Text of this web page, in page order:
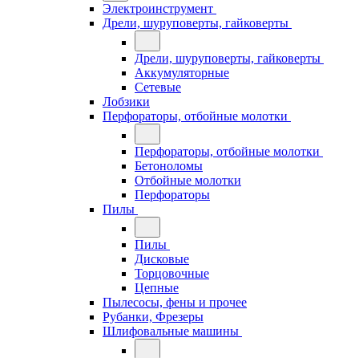
Электроинструмент
Дрели, шуруповерты, гайковерты
Дрели, шуруповерты, гайковерты
Аккумуляторные
Сетевые
Лобзики
Перфораторы, отбойные молотки
Перфораторы, отбойные молотки
Бетоноломы
Отбойные молотки
Перфораторы
Пилы
Пилы
Дисковые
Торцовочные
Цепные
Пылесосы, фены и прочее
Рубанки, Фрезеры
Шлифовальные машины